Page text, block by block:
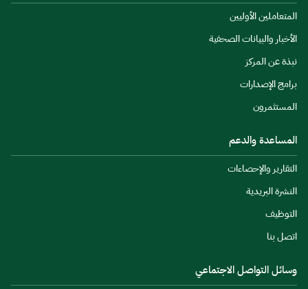
المتعاملين الأوليين
الأخبار والبيانات الصحفية
نبذة عن المركز
برامج الإصدارات
المستثمرون
المساعدة والدعم
التقارير والإحصاءات
النشرة البريدية
التوظيف
اتصل بنا
وسائل التواصل الاجتماعي